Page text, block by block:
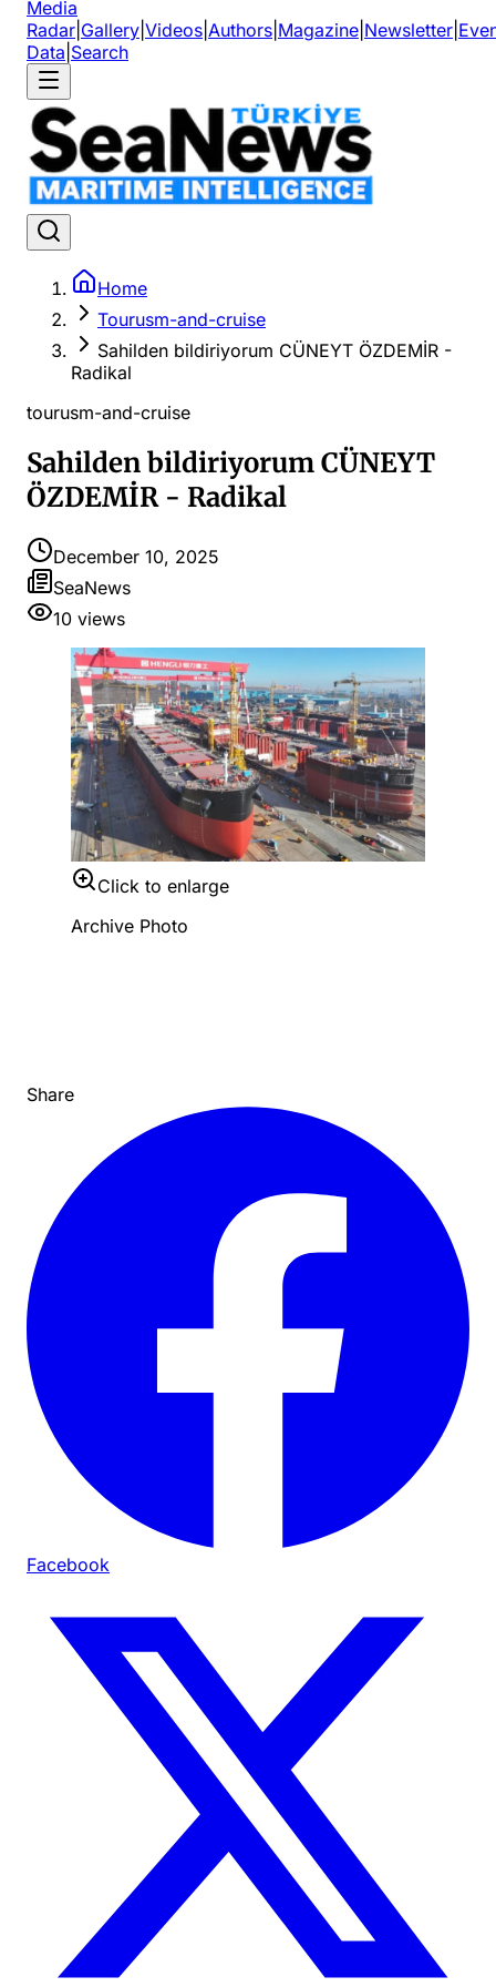
Media
Radar Gallery Videos Authors Magazine Newsletter
Data Search
Home
Tourusm-and-cruise
Sahilden bildiriyorum CÜNEYT ÖZDEMİR -
Radikal
tourusm-and-cruise
Sahilden bildiriyorum CÜNEYT
ÖZDEMİR - Radikal
December 10, 2025
SeaNews
10 views
Click to enlarge
Archive Photo
Share
Facebook